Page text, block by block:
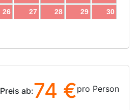
26 27 28 29
30
Preis ab:74 €pro Person